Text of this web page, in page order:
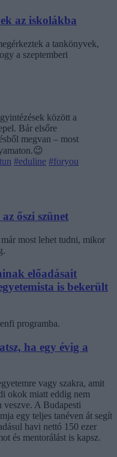
az iskolákba
a tankönyvek,
a szeptemberi
között a
Bár elsőre
megvan – most
#eduline #foryou
őszi szünet
most lehet tudni, mikor
előadásait
is bekerült
programba.
ha egy évig a
vagy szakra, amit
okok miatt eddig nem
A Budapesti
egy teljes tanéven át segít
havi nettó 150 ezer
és mentorálást is kapsz.